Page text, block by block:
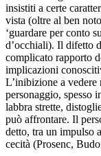
insistiti a certe
vista (oltre al ben
‘guardare per conto
d’occhiali). Il difetto
complicato rapporto
implicazioni
L’inibizione a vedere
personaggio, spesso
labbra strette,
può affrontare. Il
detto, tra un impulso
cecità (Prosenc,